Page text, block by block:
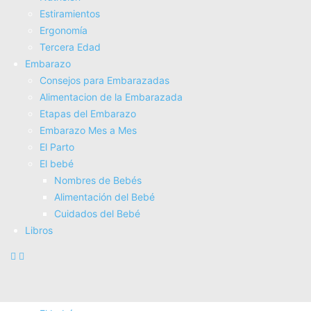
Estiramientos
Ergonomí­a
Tercera Edad
Embarazo
Consejos para Embarazadas
Alimentacion de la Embarazada
Etapas del Embarazo
Embarazo Mes a Mes
El Parto
El bebé
Nombres de Bebés
Alimentación del Bebé
Cuidados del Bebé
Libros
Fisioterapia
Electroterapia
Tratamientos
Masajes
SUPERALIMENTOS
Salud
Consejos sobre salud
Actividad Fí­sica
Nutrición
Estiramientos
Ergonomí­a
Tercera Edad
Embarazo
Consejos para Embarazadas